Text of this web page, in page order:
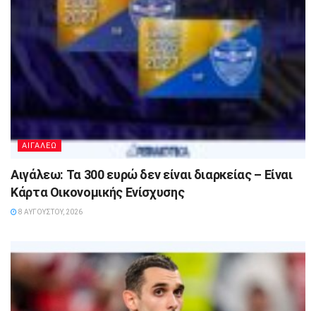
ΑΙΓΑΛΕΩ
Αιγάλεω: Τα 300 ευρώ δεν είναι διαρκείας – Είναι
Κάρτα Οικονομικής Ενίσχυσης
8 ΑΥΓΟΎΣΤΟΥ, 2026